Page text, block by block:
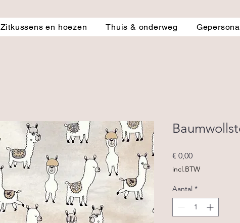
Zitkussens en hoezen Thuis & onderweg
€ 0,00Prijs
incl.BTW
Aantal *